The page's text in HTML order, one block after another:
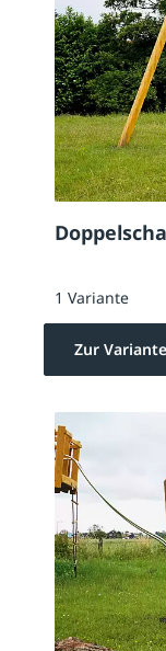
1 Variante
Zur Variante